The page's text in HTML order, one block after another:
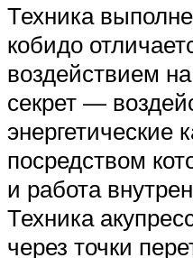
Техника
кобидо
воздействием
секрет —
энергетические
посредством
и работа
Техника
через точки